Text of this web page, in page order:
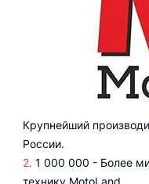
Крупнейший
России.
1 000 000 - Более
технику MotoLand.